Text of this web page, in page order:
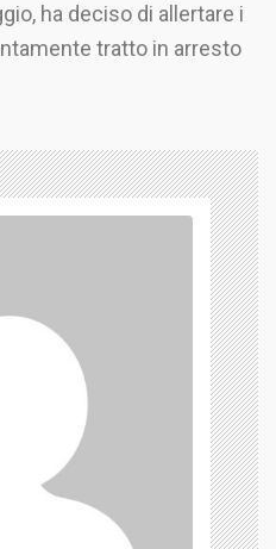
ha deciso di allertare i
tratto in arresto